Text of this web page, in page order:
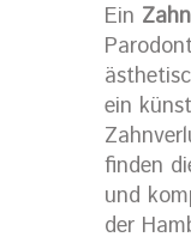
Ein
ein
finden
und
der